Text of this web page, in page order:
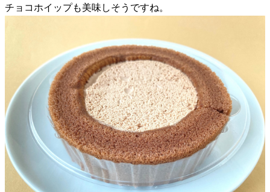
チョコホイップも美味しそうですね。